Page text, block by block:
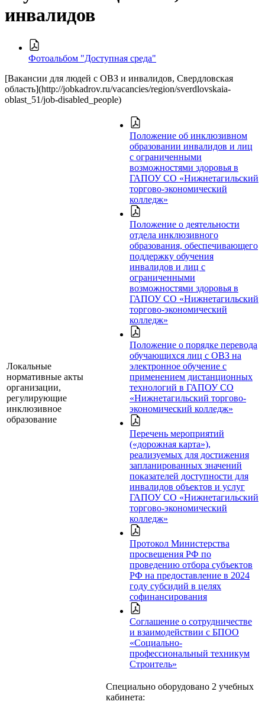
инвалидов
Фотоальбом "Доступная среда"
[Вакансии для людей с ОВЗ и инвалидов, Свердловская
область](http://jobkadrov.ru/vacancies/region/sverdlovskaia-
oblast_51/job-disabled_people)
Локальные
нормативные акты
организации,
регулирующие
инклюзивное
образование
Положение об инклюзивном
образовании инвалидов и лиц
с ограниченными
возможностями здоровья в
ГАПОУ СО «Нижнетагильский
торгово-экономический
колледж»
Положение о деятельности
отдела инклюзивного
образования, обеспечивающего
поддержку обучения
инвалидов и лиц с
ограниченными
возможностями здоровья в
ГАПОУ СО «Нижнетагильский
торгово-экономический
колледж»
Положение о порядке перевода
обучающихся лиц с ОВЗ на
электронное обучение с
применением дистанционных
технологий в ГАПОУ СО
«Нижнетагильский торгово-
экономический колледж»
Перечень мероприятий
(«дорожная карта»),
реализуемых для достижения
запланированных значений
показателей доступности для
инвалидов объектов и услуг
ГАПОУ СО «Нижнетагильский
торгово-экономический
колледж»
Протокол Министерства
просвещения РФ по
проведению отбора субъектов
РФ на предоставление в 2024
году субсидий в целях
софинансирования
Соглашение о сотрудничестве
и взаимодействии с БПОО
«Социально-
профессиональный техникум
Строитель»
Специально оборудовано 2 учебных
кабинета: